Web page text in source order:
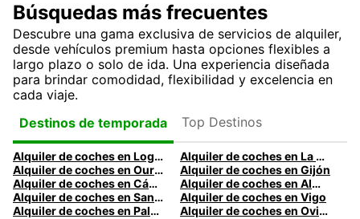
Búsquedas más frecuentes
Descubre una gama exclusiva de servicios de alquiler,
desde vehículos premium hasta opciones flexibles a
largo plazo o solo de ida. Una experiencia diseñada
para brindar comodidad, flexibilidad y excelencia en
cada viaje.
Destinos de temporada
Top Destinos
Alquiler de coches en Logroño
Alquiler de coches en La Coruña
Alquiler de coches en Ourense
Alquiler de coches en Gijón
Alquiler de coches en Cádiz
Alquiler de coches en Almería
Alquiler de coches en Santander
Alquiler de coches en Vigo
Alquiler de coches en Palma
Alquiler de coches en Oviedo